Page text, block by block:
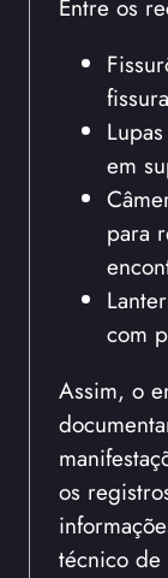
Entre os
em
para
com
Assim, o
os
técnico de